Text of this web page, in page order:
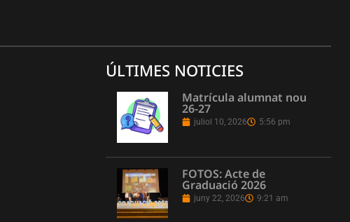
ÚLTIMES NOTICIES
Matrícula alumnat nou
26-27
juliol 10, 2026 5:56 pm
FOTOS: Acte de
Graduació 2026
juny 22, 2026 9:21 am